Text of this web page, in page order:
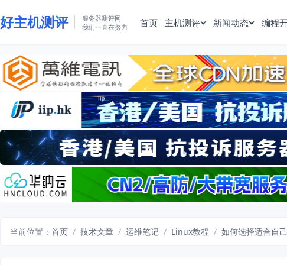
好主机测评
服务器测评网
我们一直在努力
首页 主机测评 新闻动态 编程
当前位置： 首页 / 技术文章 / 运维笔记 / Linux教程 / 如何选择适合自